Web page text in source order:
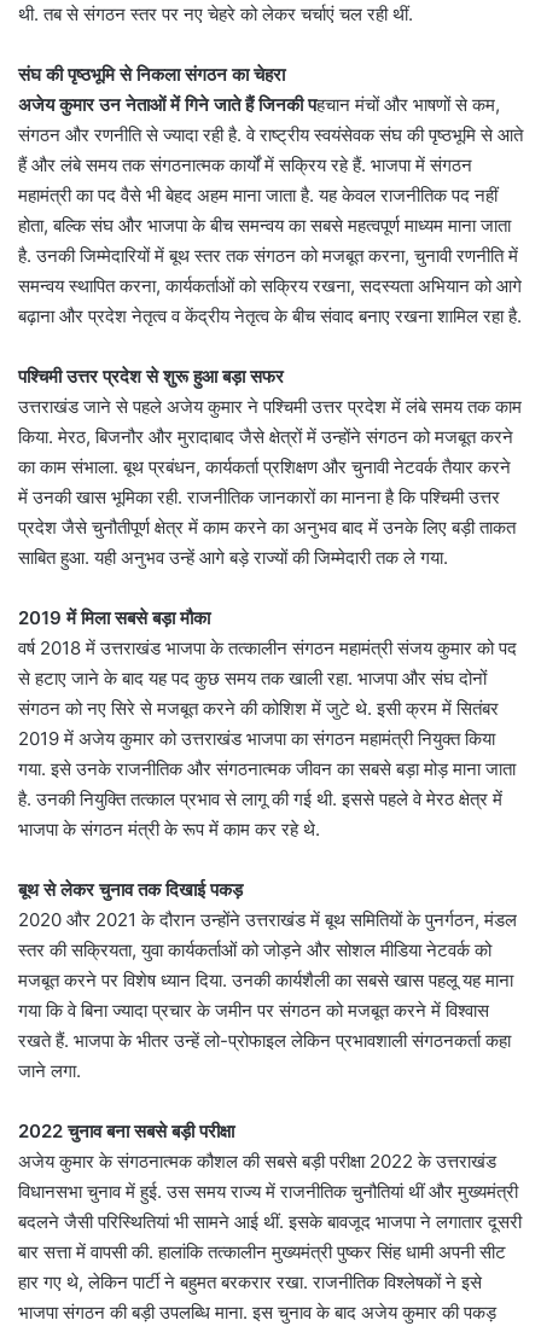
थी. तब से संगठन स्तर पर नए चेहरे को लेकर चर्चाएं चल रही थीं.
संघ की पृष्ठभूमि से निकला संगठन का चेहरा
अजेय कुमार उन नेताओं में गिने जाते हैं जिनकी पहचान मंचों और भाषणों से कम,
संगठन और रणनीति से ज्यादा रही है. वे राष्ट्रीय स्वयंसेवक संघ की पृष्ठभूमि से आते
हैं और लंबे समय तक संगठनात्मक कार्यों में सक्रिय रहे हैं. भाजपा में संगठन
महामंत्री का पद वैसे भी बेहद अहम माना जाता है. यह केवल राजनीतिक पद नहीं
होता, बल्कि संघ और भाजपा के बीच समन्वय का सबसे महत्वपूर्ण माध्यम माना जाता
है. उनकी जिम्मेदारियों में बूथ स्तर तक संगठन को मजबूत करना, चुनावी रणनीति में
समन्वय स्थापित करना, कार्यकर्ताओं को सक्रिय रखना, सदस्यता अभियान को आगे
बढ़ाना और प्रदेश नेतृत्व व केंद्रीय नेतृत्व के बीच संवाद बनाए रखना शामिल रहा है.
पश्चिमी उत्तर प्रदेश से शुरू हुआ बड़ा सफर
उत्तराखंड जाने से पहले अजेय कुमार ने पश्चिमी उत्तर प्रदेश में लंबे समय तक काम
किया. मेरठ, बिजनौर और मुरादाबाद जैसे क्षेत्रों में उन्होंने संगठन को मजबूत करने
का काम संभाला. बूथ प्रबंधन, कार्यकर्ता प्रशिक्षण और चुनावी नेटवर्क तैयार करने
में उनकी खास भूमिका रही. राजनीतिक जानकारों का मानना है कि पश्चिमी उत्तर
प्रदेश जैसे चुनौतीपूर्ण क्षेत्र में काम करने का अनुभव बाद में उनके लिए बड़ी ताकत
साबित हुआ. यही अनुभव उन्हें आगे बड़े राज्यों की जिम्मेदारी तक ले गया.
2019 में मिला सबसे बड़ा मौका
वर्ष 2018 में उत्तराखंड भाजपा के तत्कालीन संगठन महामंत्री संजय कुमार को पद
से हटाए जाने के बाद यह पद कुछ समय तक खाली रहा. भाजपा और संघ दोनों
संगठन को नए सिरे से मजबूत करने की कोशिश में जुटे थे. इसी क्रम में सितंबर
2019 में अजेय कुमार को उत्तराखंड भाजपा का संगठन महामंत्री नियुक्त किया
गया. इसे उनके राजनीतिक और संगठनात्मक जीवन का सबसे बड़ा मोड़ माना जाता
है. उनकी नियुक्ति तत्काल प्रभाव से लागू की गई थी. इससे पहले वे मेरठ क्षेत्र में
भाजपा के संगठन मंत्री के रूप में काम कर रहे थे.
बूथ से लेकर चुनाव तक दिखाई पकड़
2020 और 2021 के दौरान उन्होंने उत्तराखंड में बूथ समितियों के पुनर्गठन, मंडल
स्तर की सक्रियता, युवा कार्यकर्ताओं को जोड़ने और सोशल मीडिया नेटवर्क को
मजबूत करने पर विशेष ध्यान दिया. उनकी कार्यशैली का सबसे खास पहलू यह माना
गया कि वे बिना ज्यादा प्रचार के जमीन पर संगठन को मजबूत करने में विश्वास
रखते हैं. भाजपा के भीतर उन्हें लो-प्रोफाइल लेकिन प्रभावशाली संगठनकर्ता कहा
जाने लगा.
2022 चुनाव बना सबसे बड़ी परीक्षा
अजेय कुमार के संगठनात्मक कौशल की सबसे बड़ी परीक्षा 2022 के उत्तराखंड
विधानसभा चुनाव में हुई. उस समय राज्य में राजनीतिक चुनौतियां थीं और मुख्यमंत्री
बदलने जैसी परिस्थितियां भी सामने आई थीं. इसके बावजूद भाजपा ने लगातार दूसरी
बार सत्ता में वापसी की. हालांकि तत्कालीन मुख्यमंत्री पुष्कर सिंह धामी अपनी सीट
हार गए थे, लेकिन पार्टी ने बहुमत बरकरार रखा. राजनीतिक विश्लेषकों ने इसे
भाजपा संगठन की बड़ी उपलब्धि माना. इस चुनाव के बाद अजेय कुमार की पकड़